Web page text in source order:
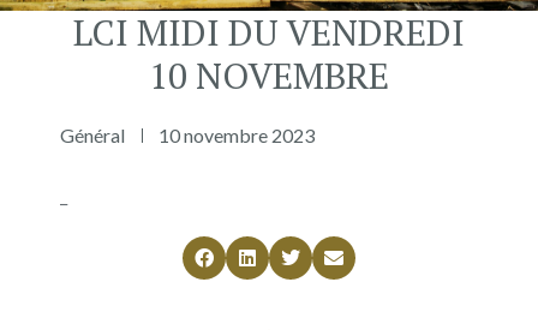
LCI MIDI DU VENDREDI
10 NOVEMBRE
Général 10 novembre 2023